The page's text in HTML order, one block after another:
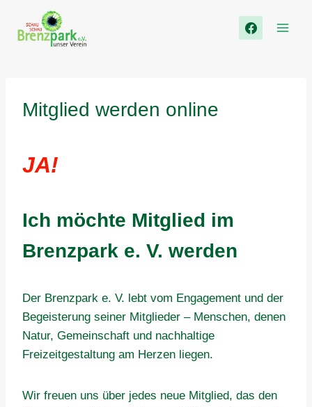
Inhalt
Mitglied werden online
JA!
Ich möchte Mitglied im
Brenzpark e. V. werden
Der Brenzpark e. V. lebt vom Engagement und der
Begeisterung seiner Mitglieder – Menschen, denen
Natur, Gemeinschaft und nachhaltige
Freizeitgestaltung am Herzen liegen.
Wir freuen uns über jedes neue Mitglied, das den